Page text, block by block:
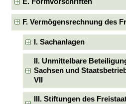
F. Vermögensrechnung des
I. Sachanlagen
II. Unmittelbare
Sachsen und
VII
III. Stiftungen des